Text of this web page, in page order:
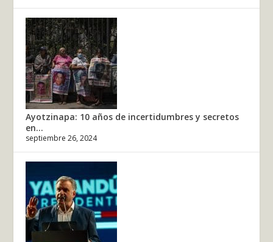
Ayotzinapa: 10 años de incertidumbres y secretos
en...
septiembre 26, 2024